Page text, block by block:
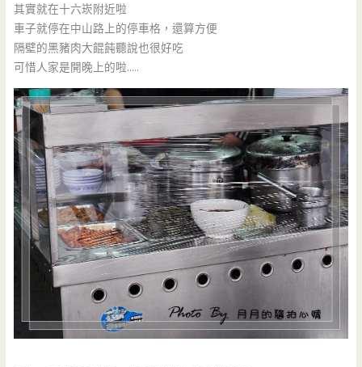
其實就在十六崁附近啦
車子就停在中山路上的停車格，還算方便
隔壁的黑豬肉大餛飩聽說也很好吃
可惜人家是開晚上的啦…..